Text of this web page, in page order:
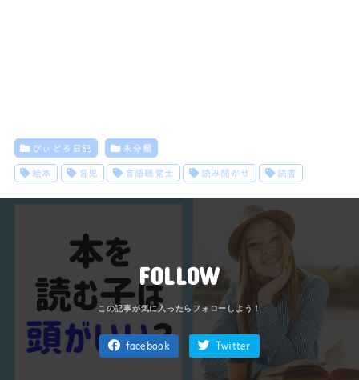
びぃどろ日記 未分類
絵本 育児 言語聴覚士 読み聞かせ 読書
FOLLOW
facebook Twitter